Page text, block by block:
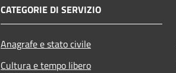
CATEGORIE DI SERVIZIO
Anagrafe e stato civile
Cultura e tempo libero